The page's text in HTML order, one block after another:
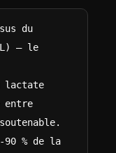
du
L) — le
lactate
entre
% de la